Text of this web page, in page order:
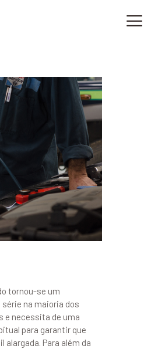
tornou-se um
na maioria dos
e necessita de uma
para garantir que
alargada. Para além da